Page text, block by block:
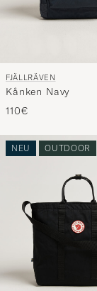
FJÄLLRÄVEN
Kånken Navy
110€
NEU OUTDOOR